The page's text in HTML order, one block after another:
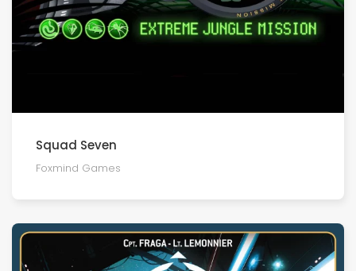
Squad Seven
Foxmind Games